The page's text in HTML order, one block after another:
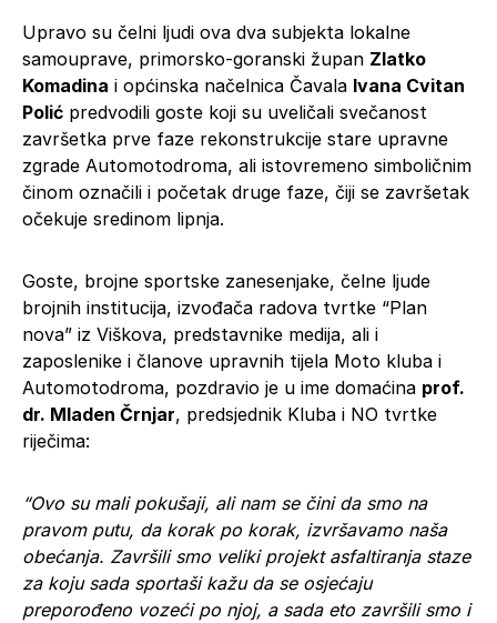
Upravo su čelni ljudi ova dva subjekta lokalne
samouprave, primorsko-goranski župan Zlatko
Komadina i općinska načelnica Čavala Ivana Cvitan
Polić predvodili goste koji su uveličali svečanost
završetka prve faze rekonstrukcije stare upravne
zgrade Automotodroma, ali istovremeno simboličnim
činom označili i početak druge faze, čiji se završetak
očekuje sredinom lipnja.
Goste, brojne sportske zanesenjake, čelne ljude
brojnih institucija, izvođača radova tvrtke “Plan
nova” iz Viškova, predstavnike medija, ali i
zaposlenike i članove upravnih tijela Moto kluba i
Automotodroma, pozdravio je u ime domaćina prof.
dr. Mladen Črnjar, predsjednik Kluba i NO tvrtke
riječima:
“Ovo su mali pokušaji, ali nam se čini da smo na
pravom putu, da korak po korak, izvršavamo naša
obećanja. Završili smo veliki projekt asfaltiranja staze
za koju sada sportaši kažu da se osjećaju
preporođeno vozeći po njoj, a sada eto završili smo i